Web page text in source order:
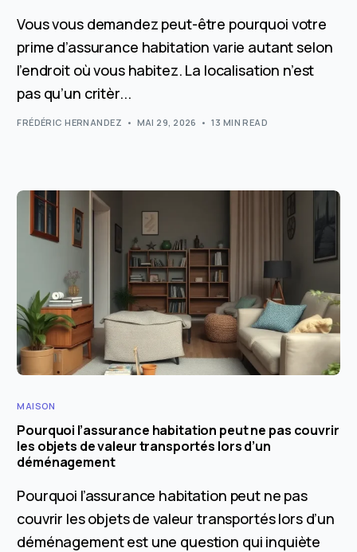
Vous vous demandez peut-être pourquoi votre
prime d’assurance habitation varie autant selon
l’endroit où vous habitez. La localisation n’est
pas qu’un critèr...
FRÉDÉRIC HERNANDEZ MAI 29, 2026 13 MIN READ
MAISON
Pourquoi l’assurance habitation peut ne pas couvrir
les objets de valeur transportés lors d’un
déménagement
Pourquoi l’assurance habitation peut ne pas
couvrir les objets de valeur transportés lors d’un
déménagement est une question qui inquiète